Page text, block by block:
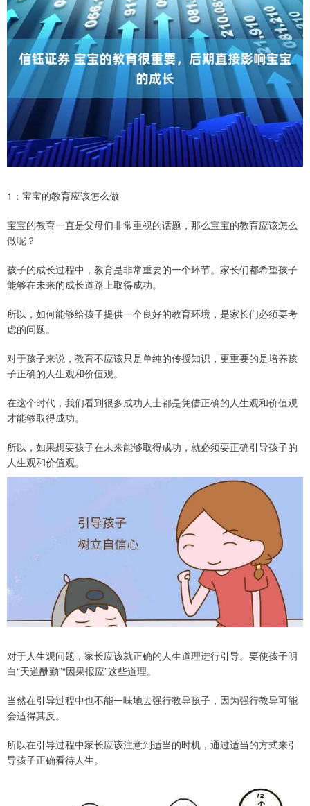
1：宝宝的教育应该怎么做
宝宝的教育一直是父母们非常重视的话题，那么宝宝的教育应该怎么
做呢？
孩子的成长过程中，教育是非常重要的一个环节。家长们都希望孩子
能够在未来的成长道路上取得成功。
所以，如何能够给孩子提供一个良好的教育环境，是家长们必须要考
虑的问题。
对于孩子来说，教育不应该只是单纯的传授知识，更重要的是培养孩
子正确的人生观和价值观。
在这个时代，我们看到很多成功人士都是凭借正确的人生观和价值观
才能够取得成功。
所以，如果想要孩子在未来能够取得成功，就必须要正确引导孩子的
人生观和价值观。
对于人生观问题，家长应该就正确的人生道理进行引导。要使孩子明
白“天道酬勤”“因果报应”这些道理。
当然在引导过程中也不能一味地去强行教导孩子，因为强行教导可能
会适得其反。
所以在引导过程中家长应该注意到适当的时机，通过适当的方式来引
导孩子正确看待人生。